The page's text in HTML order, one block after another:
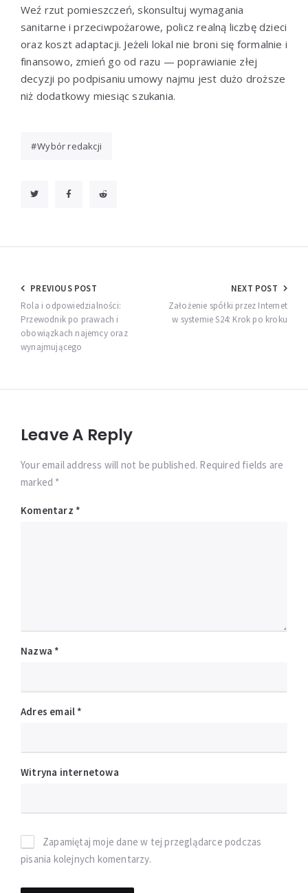
Weź rzut pomieszczeń, skonsultuj wymagania
sanitarne i przeciwpożarowe, policz realną liczbę dzieci
oraz koszt adaptacji. Jeżeli lokal nie broni się formalnie i
finansowo, zmień go od razu — poprawianie złej
decyzji po podpisaniu umowy najmu jest dużo droższe
niż dodatkowy miesiąc szukania.
Wybór redakcji
Nawigacja
wpisu
PREVIOUS POST
Rola i odpowiedzialności:
Przewodnik po prawach i
obowiązkach najemcy oraz
wynajmującego
NEXT POST
Założenie spółki przez Internet
w systemie S24: Krok po kroku
Leave A Reply
Your email address will not be published. Required fields are
marked *
Komentarz *
Nazwa *
Adres email *
Witryna internetowa
Zapamiętaj moje dane w tej przeglądarce podczas
pisania kolejnych komentarzy.